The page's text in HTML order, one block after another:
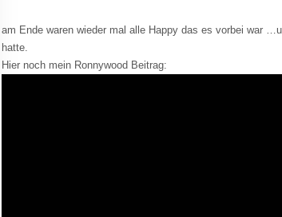
am Ende waren wieder mal alle Happy das es vorbei war
hatte.
Hier noch mein Ronnywood Beitrag: